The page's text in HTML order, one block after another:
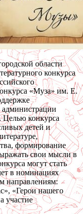
области
конкурса
«Муза» им. Е.
администрации
Целью конкурса
детей и
формирование
свои мысли в
могут стать
в номинациях
направлениям:
«Герои нашего
участие